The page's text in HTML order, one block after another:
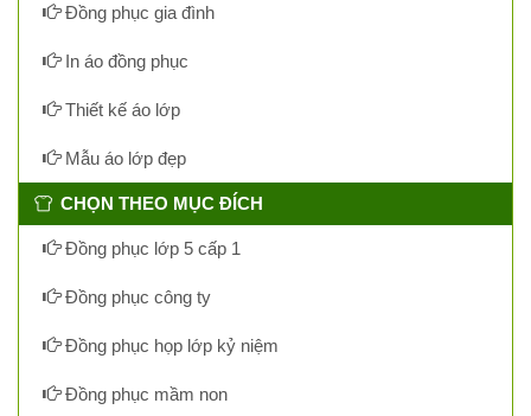
Đồng phục gia đình
In áo đồng phục
Thiết kế áo lớp
Mẫu áo lớp đẹp
CHỌN THEO MỤC ĐÍCH
Đồng phục lớp 5 cấp 1
Đồng phục công ty
Đồng phục họp lớp kỷ niệm
Đồng phục mầm non